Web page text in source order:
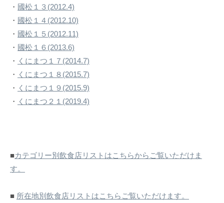
・ 國松１３(2012.4)
・ 國松１４(2012.10)
・ 國松１５(2012.11)
・ 國松１６(2013.6)
・ くにまつ１７(2014.7)
・ くにまつ１８(2015.7)
・ くにまつ１９(2015.9)
・ くにまつ２１(2019.4)
■カテゴリー別飲食店リストはこちらからご覧いただけま
す。
■ 所在地別飲食店リストはこちらご覧いただけます。